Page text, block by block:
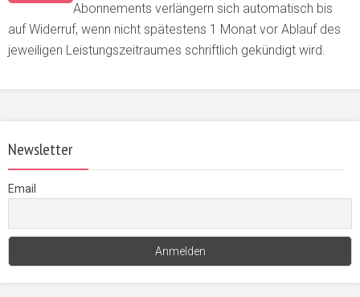
Abonnements verlängern sich automatisch bis
auf Widerruf, wenn nicht spätestens 1 Monat vor Ablauf des
jeweiligen Leistungszeitraumes schriftlich gekündigt wird.
Newsletter
Email